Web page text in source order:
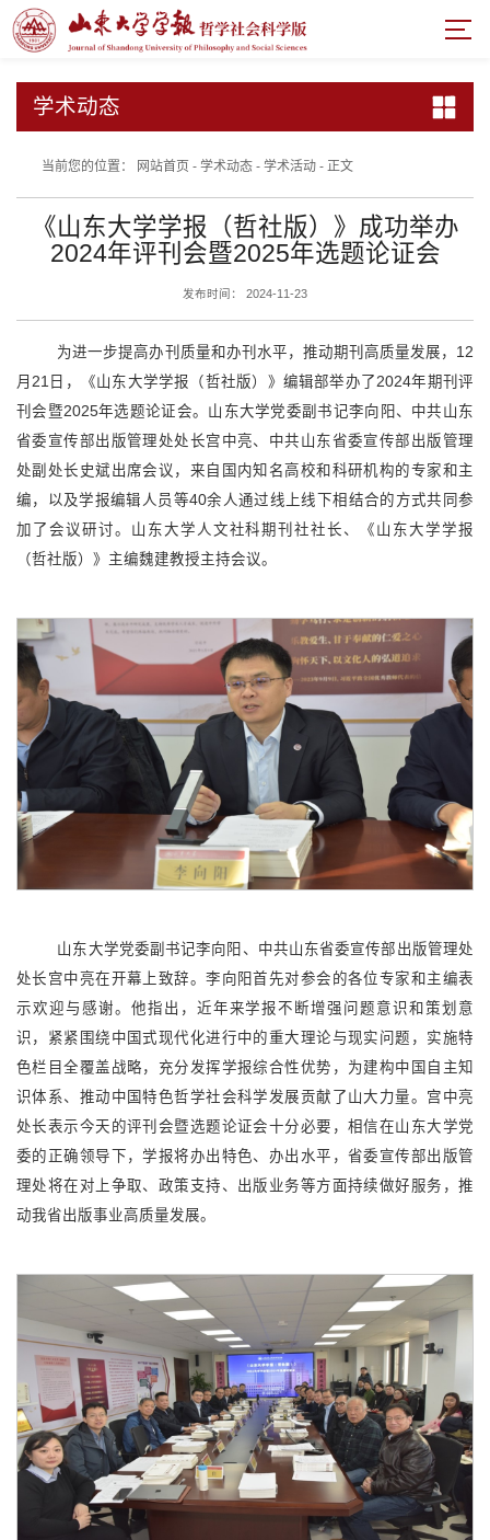
学术动态
当前您的位置： 网站首页- 学术动态- 学术活动- 正文
《山东大学学报（哲社版）》成功举办
2024年评刊会暨2025年选题论证会
发布时间： 2024-11-23
为进一步提高办刊质量和办刊水平，推动期刊高质量发展，12
月21日，《山东大学学报（哲社版）》编辑部举办了2024年期刊评
刊会暨2025年选题论证会。山东大学党委副书记李向阳、中共山东
省委宣传部出版管理处处长宫中亮、中共山东省委宣传部出版管理
处副处长史斌出席会议，来自国内知名高校和科研机构的专家和主
编，以及学报编辑人员等40余人通过线上线下相结合的方式共同参
加了会议研讨。山东大学人文社科期刊社社长、《山东大学学报
（哲社版）》主编魏建教授主持会议。
山东大学党委副书记李向阳、中共山东省委宣传部出版管理处
处长宫中亮在开幕上致辞。李向阳首先对参会的各位专家和主编表
示欢迎与感谢。他指出，近年来学报不断增强问题意识和策划意
识，紧紧围绕中国式现代化进行中的重大理论与现实问题，实施特
色栏目全覆盖战略，充分发挥学报综合性优势，为建构中国自主知
识体系、推动中国特色哲学社会科学发展贡献了山大力量。宫中亮
处长表示今天的评刊会暨选题论证会十分必要，相信在山东大学党
委的正确领导下，学报将办出特色、办出水平，省委宣传部出版管
理处将在对上争取、政策支持、出版业务等方面持续做好服务，推
动我省出版事业高质量发展。